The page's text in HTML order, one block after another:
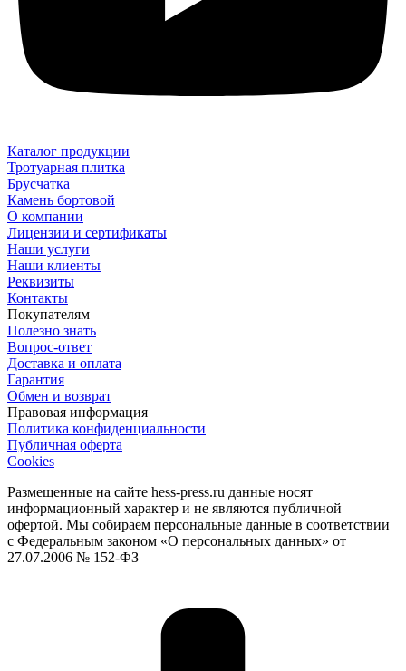
Каталог продукции
Тротуарная плитка
Брусчатка
Камень бортовой
О компании
Лицензии и сертификаты
Наши услуги
Наши клиенты
Реквизиты
Контакты
Покупателям
Полезно знать
Вопрос-ответ
Доставка и оплата
Гарантия
Обмен и возврат
Правовая информация
Политика конфиденциальности
Публичная оферта
Cookies
Размещенные на сайте hess-press.ru данные носят
информационный характер и не являются публичной
офертой. Мы собираем персональные данные в соответствии
с Федеральным законом «О персональных данных» от
27.07.2006 № 152-ФЗ